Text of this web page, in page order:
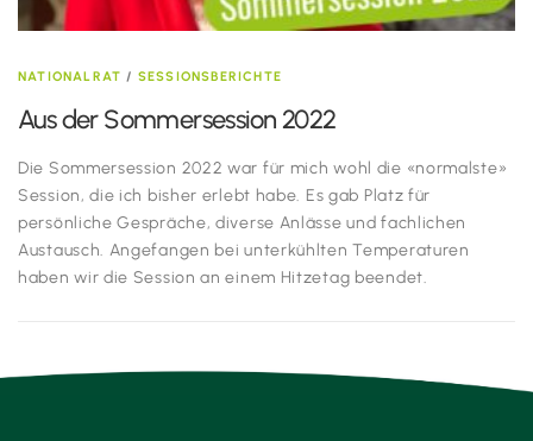
NATIONALRAT / SESSIONSBERICHTE
Aus der Sommersession 2022
Die Sommersession 2022 war für mich wohl die «normalste»
Session, die ich bisher erlebt habe. Es gab Platz für
persönliche Gespräche, diverse Anlässe und fachlichen
Austausch. Angefangen bei unterkühlten Temperaturen
haben wir die Session an einem Hitzetag beendet.